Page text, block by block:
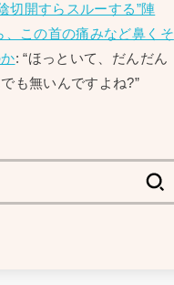
切開すらスルーする”陣
、この首の痛みなど鼻くそ
: “ほっといて、だんだん
も無いんですよね?”